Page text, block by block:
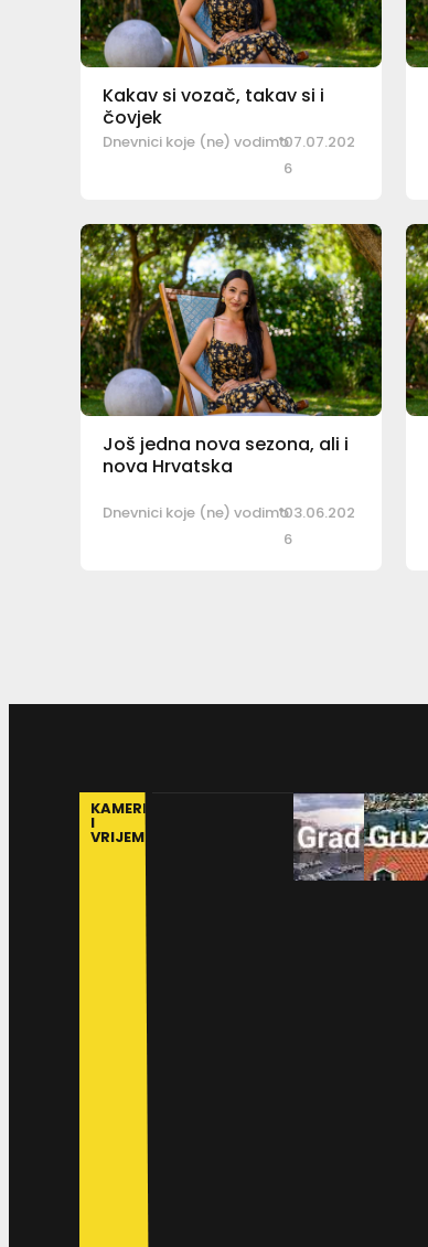
Kakav si vozač, takav si i
čovjek
Dnevnici koje (ne) vodimo07.07.202
6
Još jedna nova sezona, ali i
nova Hrvatska
Dnevnici koje (ne) vodimo03.06.202
6
KAMERE
I
VRIJEME